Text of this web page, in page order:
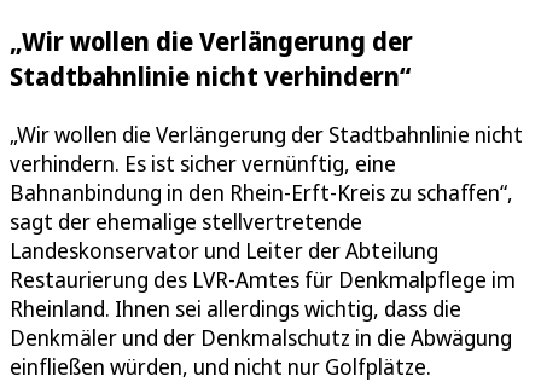
„Wir wollen die Verlängerung der
Stadtbahnlinie nicht verhindern“
„Wir wollen die Verlängerung der Stadtbahnlinie nicht
verhindern. Es ist sicher vernünftig, eine
Bahnanbindung in den Rhein-Erft-Kreis zu schaffen“,
sagt der ehemalige stellvertretende
Landeskonservator und Leiter der Abteilung
Restaurierung des LVR-Amtes für Denkmalpflege im
Rheinland. Ihnen sei allerdings wichtig, dass die
Denkmäler und der Denkmalschutz in die Abwägung
einfließen würden, und nicht nur Golfplätze.